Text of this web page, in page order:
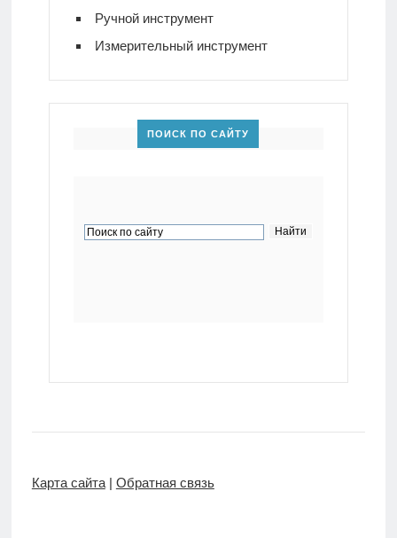
Ручной инструмент
Измерительный инструмент
ПОИСК ПО САЙТУ
Карта сайта| Обратная связь